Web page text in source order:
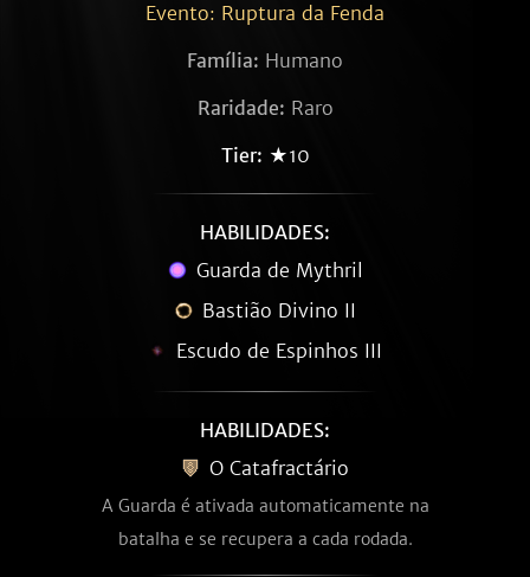
Evento: Ruptura da Fenda
Família: Humano
Raridade: Raro
Tier: ★10
HABILIDADES:
Guarda de Mythril
Bastião Divino II
Escudo de Espinhos III
HABILIDADES:
O Catafractário
A Guarda é ativada automaticamente na
batalha e se recupera a cada rodada.